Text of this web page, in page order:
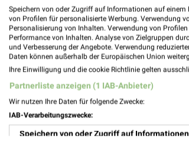
HORNBACH
Herne, Deutschland
437,72 km
Speichern von oder Zugriff auf Informationen auf einem
von Profilen für personalisierte Werbung. Verwendung
Personalisierung von Inhalten. Verwendung von
Performance von Inhalten. Analyse von Zielgruppen
und Verbesserung der Angebote. Verwendung
Daten können außerhalb der Europäischen Union
Ihre Einwilligung und die cookie Richtlinie gelten
Partnerliste anzeigen (1 IAB-Anbieter)
Wir nutzen Ihre Daten für folgende Zwecke:
IAB-Verarbeitungszwecke:
Speichern von oder Zugriff auf